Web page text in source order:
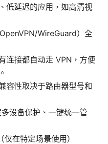
低延迟的应用，如高清视
WireGuard）全
连接都自动走 VPN，方便
容性取决于路由器型号和
设备保护、一键统一管
在特定场景使用）